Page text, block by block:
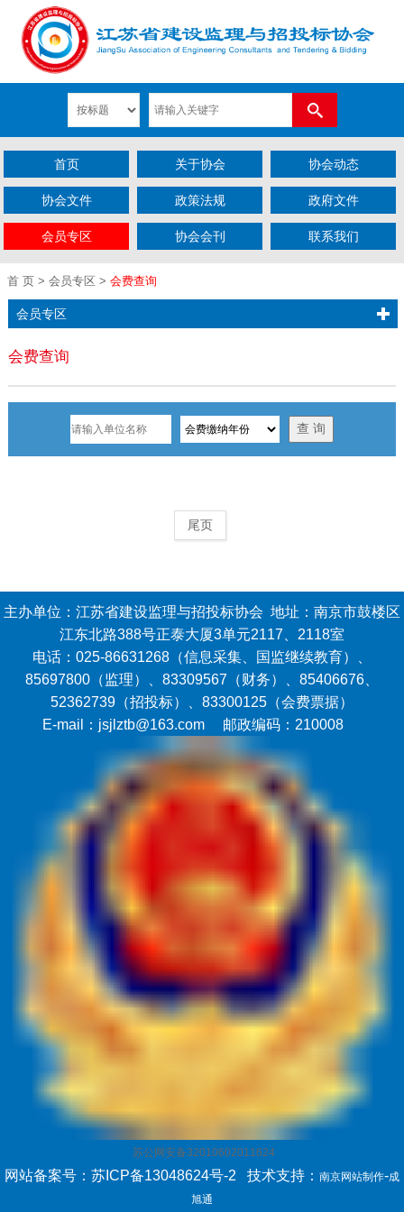
首页 关于协会 协会动态
协会文件 政策法规 政府文件
会员专区 协会会刊 联系我们
首 页 > 会员专区 > 会费查询
会员专区
会费查询
尾页
主办单位：江苏省建设监理与招投标协会 地址：南京市鼓楼区
江东北路388号正泰大厦3单元2117、2118室
电话：025-86631268（信息采集、国监继续教育）、
85697800（监理）、83309567（财务）、85406676、
52362739（招投标）、83300125（会费票据）
E-mail：jsjlztb@163.com 邮政编码：210008
苏公网安备32010602011624
网站备案号：苏ICP备13048624号-2 技术支持： 南京网站制作-成
旭通